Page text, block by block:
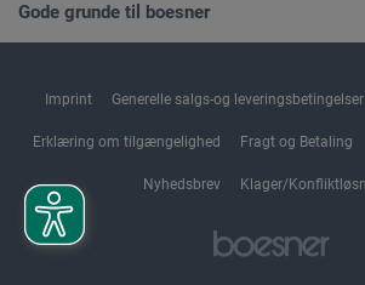
Gode grunde til boesner
Imprint Generelle salgs-og leveringsbetingelser
Erklæring om tilgængelighed Fragt og Betaling
Nyhedsbrev Klager/